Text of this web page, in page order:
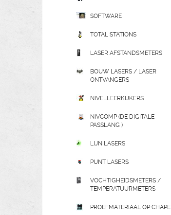
SOFTWARE
TOTAL STATIONS
LASER AFSTANDSMETERS
BOUW LASERS / LASER
ONTVANGERS
NIVELLEERKIJKERS
NIVCOMP (DE DIGITALE
PASSLANG )
LIJN LASERS
PUNT LASERS
VOCHTIGHEIDSMETERS /
TEMPERATUURMETERS
PROEFMATERIAAL OP CHAPE